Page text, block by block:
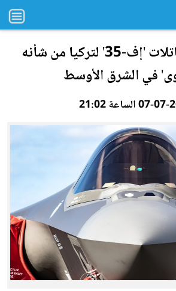
نتنياهو: بيع مقاتلات 'إف-35' لتركيا من شأنه
في الشرق الأوسط